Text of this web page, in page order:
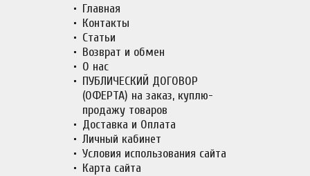
Главная
Контакты
Статьи
Возврат и обмен
О нас
ПУБЛИЧЕСКИЙ ДОГОВОР
(ОФЕРТА) на заказ, куплю-
продажу товаров
Доставка и Оплата
Личный кабинет
Условия использования сайта
Карта сайта